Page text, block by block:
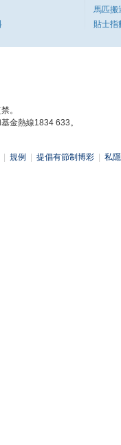
馬匹搬
貼士指
。
金熱線1834 633。
規例 提倡有節制博彩 私